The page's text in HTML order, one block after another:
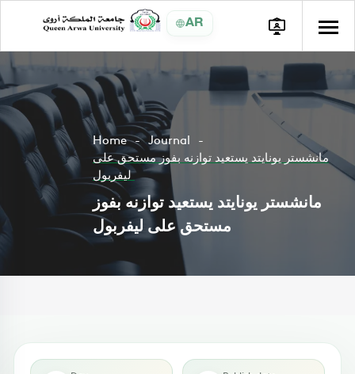
AR
Home
Journal
مانشستر يونايتد يستعيد توازنه بفوز مستحق على
ليفربول
مانشستر يونايتد يستعيد توازنه بفوز